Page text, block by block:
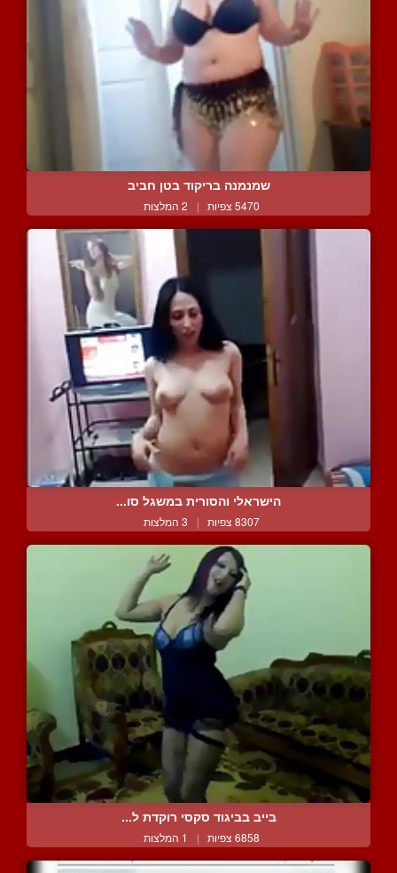
שמנמנה בריקוד בטן חביב
5470 צפיות | 2 המלצות
הישראלי והסורית במשגל סו...
8307 צפיות | 3 המלצות
בייב בביגוד סקסי רוקדת ל...
6858 צפיות | 1 המלצות